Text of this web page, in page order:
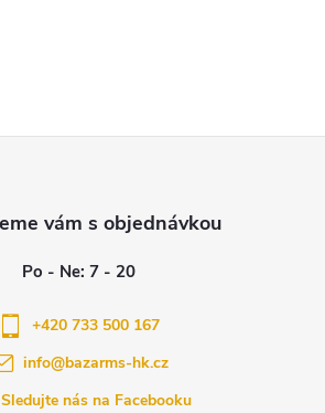
info@bazarms-hk.cz
+420 733 500 167
Sledujte nás na Facebooku